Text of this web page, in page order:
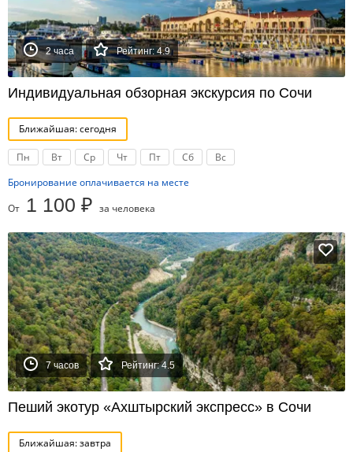
2 часа Рейтинг: 4.9
Индивидуальная обзорная экскурсия по Сочи
Ближайшая: сегодня
Пн Вт Ср Чт Пт Сб
Вс
Бронирование оплачивается на месте
От 1 100 ₽ за человека
7 часов Рейтинг: 4.5
Пеший экотур «Ахштырский экспресс» в Сочи
Ближайшая: завтра